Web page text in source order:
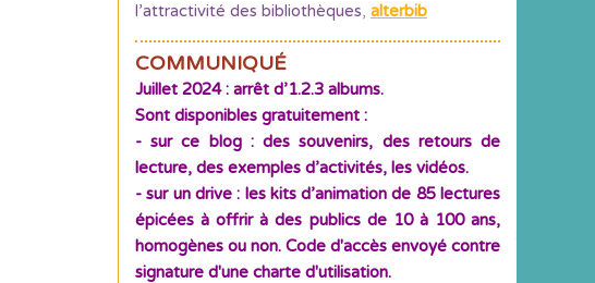
l’attractivité des bibliothèques, alterbib
COMMUNIQUÉ
Juillet 2024 : arrêt d’1.2.3 albums.
Sont disponibles gratuitement :
- sur ce blog : des souvenirs, des retours de
lecture, des exemples d’activités, les vidéos.
- sur un drive : les kits d’animation de 85 lectures
épicées à offrir à des publics de 10 à 100 ans,
homogènes ou non. Code d'accès envoyé contre
signature d'une charte d'utilisation.